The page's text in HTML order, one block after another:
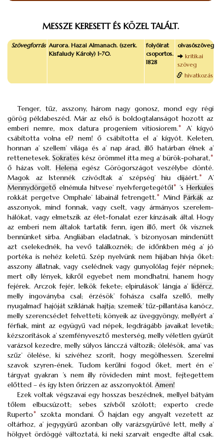
MESSZE KERESETT ÉS KÖZEL TALÁLT.
Szövegforrás Aurora. Hazai Almanach. (szerk.
Kisfaludy Károly) 1-70.
folyóirat
csoportos.
1828
olvasószöveg
kritikai
szöveg
hivatkozás
Tenger, tűz, asszony, három nagy gonosz, mond egy régi
görög példabeszéd. Már az első is boldogtalanságot hozott az
emberi nemre, mox datura progeniem vitiosiorem.*
A’ kígyó
csábította volna el? nem! ő csábította el a’ kígyót. Keleten,
honnan a’ szellem’ világa és a’ nap árad, illő határban élnek a’
rettenetesek.Sokrates kész örömmel itta meg a’ bürök-poharat,*
ő házas volt.Helena egész Görögországot veszélybe dönté.
Magok az Istennék czivódtak a’ szépség’ hiu dijáért.*
A’
Mennydörgető elnémula hitvese’ nyelvfergetegétől* ’s Herkules
rokkát pergetve Omphale’ lábainál fetrengett. * MindPárkák az
asszonyok, mind fonnak, vagy cselt, vagy ármányos szerelem-
hálókat, vagy elmetszik az élet-fonalat ezer kínzásaik által. Hogy
az emberi nem általok tartatik fenn, igen illő, mert ők visznek
bennünket sírba. Angliában eladatnak, ’s bizonyosan mindenütt
azt cselekednék, ha vevő találkoznék; de időnkben még a’ jó
portéka is nehéz keletű. Szép nyelvünk nem hijában hívja őket:
asszony állatnak, vagy cselédnek vagy gunyolólag fejér népnek;
mert olly lények, kikről egyebet nem mondhatni, hanem hogy
fejérek. Arczok fejér, lelkök fekete; elpirulások’ lángja a’ lidércz,
melly ingoványba csal; érzésök’ fohásza csalfa szellő, melly
nyugalmad’ hajóját sziklának hajtja; szemeik’ tűz-pillantása kanócz,
melly szerencsédet felvetteti; könyeik az üveggyöngy, mellyért a’
férfiak, mint az együgyű vad népek, legdrágább javaikat levetik;
kézszorítások a’ szemfényvesztő mesterség, melly véletlen gyürűt
varázsol kezedre, melly súlyos láncczá változik; ölelésök, ama’ vas
szűz’ ölelése, ki szivéhez szorít, hogy megölhessen. Szerelmi
szavok szyren-ének. Tudom kerűlni fogod őket, mert én e’
tárgyat gyakran ’s nem illy rövideden mint most, fejtegettem
előtted – és így Isten őrizzen az asszonyoktól. Amen!
Ezek voltak végszavai egy hosszas beszédnek, mellyel bátyám
tőlem elbucsúzott; sebes szívből szólott; experto crede
Ruperto*
szokta mondani. Ő hajdan egy angyalt vezetett az
oltárhoz, a’ jegygyürű azonban olly varázsgyürűvé lett, melly a’
hölgyet ördöggé változtatá, ki neki szarvait engedte által csak.